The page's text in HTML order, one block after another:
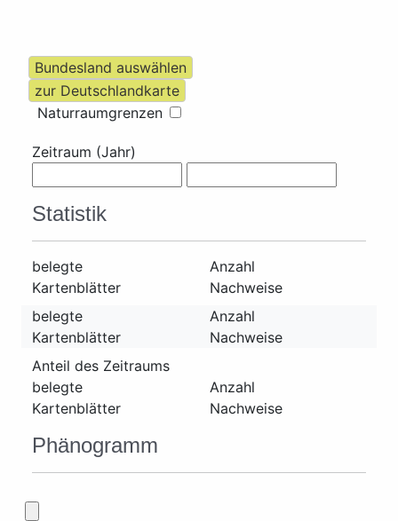
Naturraumgrenzen
Zeitraum (Jahr)
Statistik
belegte
Kartenblätter
Anzahl
Nachweise
belegte
Kartenblätter
Anzahl
Nachweise
Anteil des Zeitraums
belegte
Kartenblätter
Anzahl
Nachweise
Phänogramm